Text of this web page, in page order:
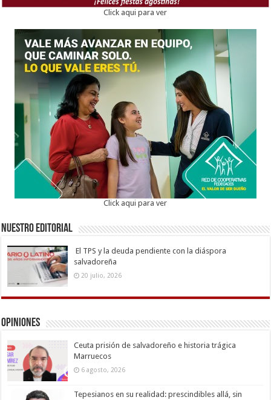
Click aqui para ver
Click aqui para ver
Nuestro Editorial
El TPS y la deuda pendiente con la diáspora
salvadoreña
20 julio, 2026
Opiniones
Ceuta prisión de salvadoreño e historia trágica
Marruecos
6 agosto, 2026
Tepesianos en su realidad: prescindibles allá, sin